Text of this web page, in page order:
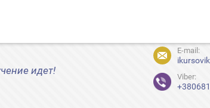
идет!
E-mail:
Viber: